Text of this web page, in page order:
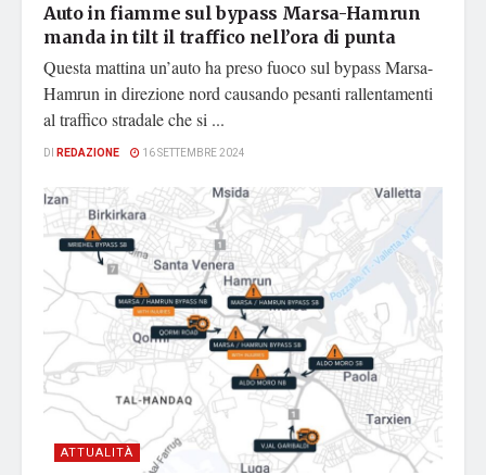
Auto in fiamme sul bypass Marsa-Hamrun
manda in tilt il traffico nell’ora di punta
Questa mattina un’auto ha preso fuoco sul bypass Marsa-
Hamrun in direzione nord causando pesanti rallentamenti
al traffico stradale che si ...
DI REDAZIONE 16 SETTEMBRE 2024
ATTUALITÀ